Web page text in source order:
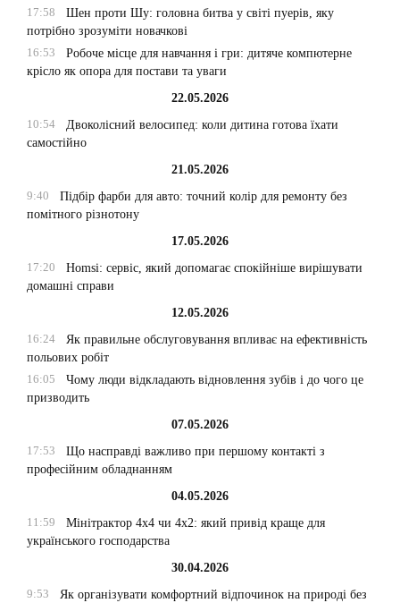
17:58
Шен проти Шу: головна битва у світі пуерів, яку
потрібно зрозуміти новачкові
16:53
Робоче місце для навчання і гри: дитяче компютерне
крісло як опора для постави та уваги
22.05.2026
10:54
Двоколісний велосипед: коли дитина готова їхати
самостійно
21.05.2026
9:40
Підбір фарби для авто: точний колір для ремонту без
помітного різнотону
17.05.2026
17:20
Homsi: сервіс, який допомагає спокійніше вирішувати
домашні справи
12.05.2026
16:24
Як правильне обслуговування впливає на ефективність
польових робіт
16:05
Чому люди відкладають відновлення зубів і до чого це
призводить
07.05.2026
17:53
Що насправді важливо при першому контакті з
професійним обладнанням
04.05.2026
11:59
Мінітрактор 4х4 чи 4х2: який привід краще для
українського господарства
30.04.2026
9:53
Як організувати комфортний відпочинок на природі без